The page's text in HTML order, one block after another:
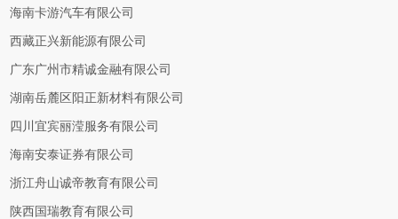
海南卡游汽车有限公司
西藏正兴新能源有限公司
广东广州市精诚金融有限公司
湖南岳麓区阳正新材料有限公司
四川宜宾丽滢服务有限公司
海南安泰证券有限公司
浙江舟山诚帝教育有限公司
陕西国瑞教育有限公司